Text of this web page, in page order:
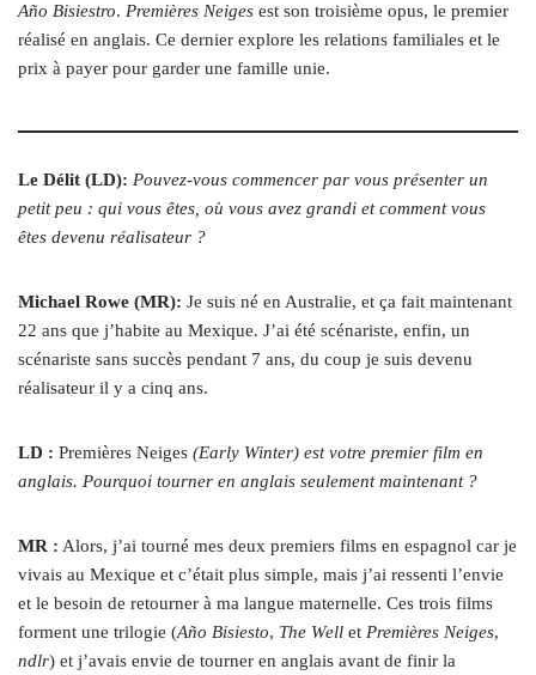
Año Bisiestro. Premières Neiges est son troisième opus, le premier
réalisé en anglais. Ce dernier explore les relations familiales et le
prix à payer pour garder une famille unie.
Le Délit (LD): Pouvez-vous commencer par vous présenter un
petit peu : qui vous êtes, où vous avez grandi et comment vous
êtes devenu réalisateur ?
Michael Rowe (MR): Je suis né en Australie, et ça fait maintenant
22 ans que j’habite au Mexique. J’ai été scénariste, enfin, un
scénariste sans succès pendant 7 ans, du coup je suis devenu
réalisateur il y a cinq ans.
LD : Premières Neiges (Early Winter) est votre premier film en
anglais. Pourquoi tourner en anglais seulement maintenant ?
MR : Alors, j’ai tourné mes deux premiers films en espagnol car je
vivais au Mexique et c’était plus simple, mais j’ai ressenti l’envie
et le besoin de retourner à ma langue maternelle. Ces trois films
forment une trilogie (Año Bisiesto, The Well et Premières Neiges,
ndlr) et j’avais envie de tourner en anglais avant de finir la